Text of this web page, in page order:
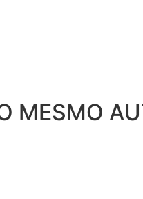
MESMO